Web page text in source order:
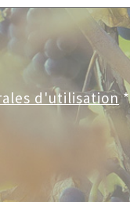
d'utilisation*